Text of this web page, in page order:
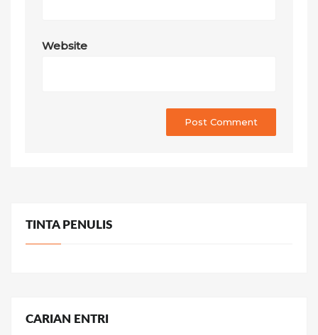
Website
TINTA PENULIS
CARIAN ENTRI